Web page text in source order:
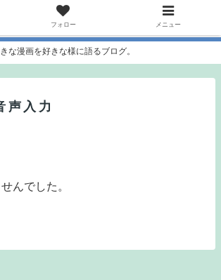
な漫画を好きな様に語るブログ。
入力
んでした。
フォロー メニュー